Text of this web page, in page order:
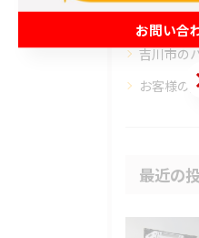
松伏町の
吉川市の
お客様の
最近の
お問い合
お問い合